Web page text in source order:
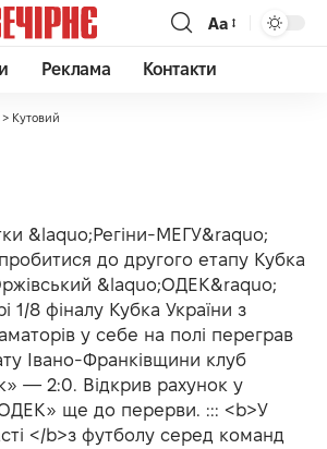
Аа
Реклама Контакти
> Кутовий
&laquo;Регіни-МЕГУ&raquo;
до другого етапу Кубка
&laquo;ОДЕК&raquo;
1/8 фіналу Кубка України з
у себе на полі переграв
Івано-Франківщини клуб
— 2:0. Відкрив рахунок у
ще до перерви. ::: <b>У
</b>з футболу серед команд